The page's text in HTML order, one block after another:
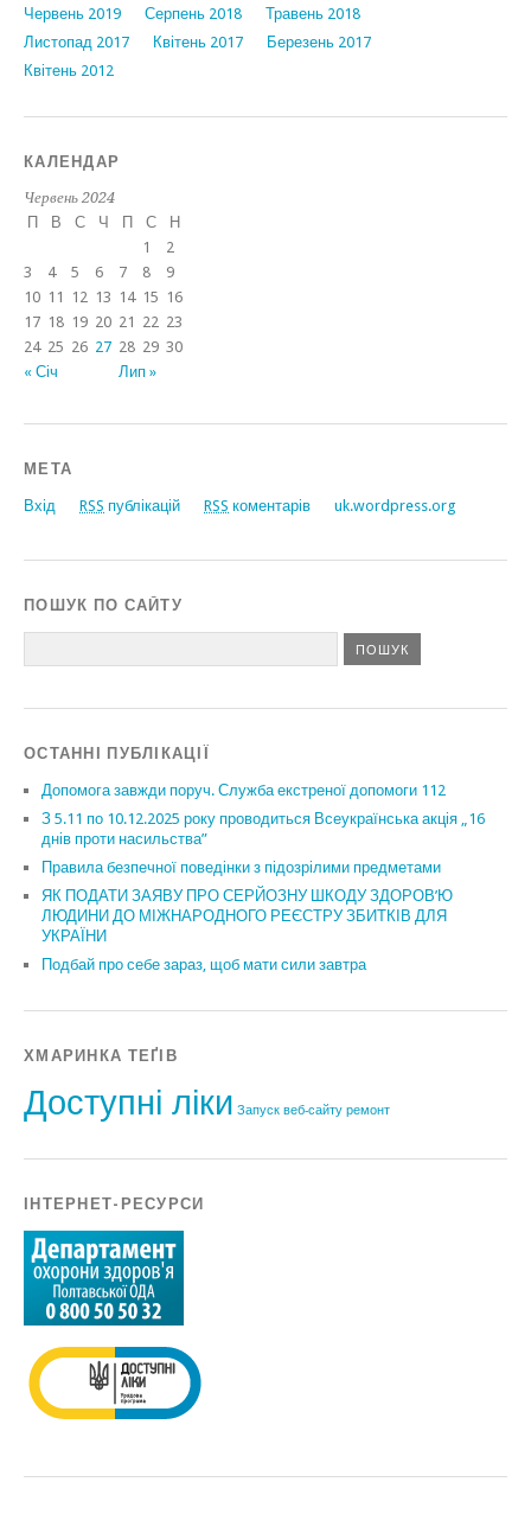
Червень 2019
Серпень 2018
Травень 2018
Листопад 2017
Квітень 2017
Березень 2017
Квітень 2012
КАЛЕНДАР
Червень 2024
П
В С Ч П С Н
« Січ Лип »
1
2
3
4 5 6 7 8
9
10 11 12 13 14 15 16
17 18 19 20 21 22 23
24 25 26 27 28 29 30
МЕТА
Вхід RSS публікацій RSS коментарів uk.wordpress.org
ПОШУК ПО САЙТУ
ОСТАННІ ПУБЛІКАЦІЇ
Допомога завжди поруч. Служба екстреної допомоги 112
З 5.11 по 10.12.2025 року проводиться Всеукраїнська акція „16
днів проти насильства”
Правила безпечної поведінки з підозрілими предметами
ЯК ПОДАТИ ЗАЯВУ ПРО СЕРЙОЗНУ ШКОДУ ЗДОРОВ’Ю
ЛЮДИНИ ДО МІЖНАРОДНОГО РЕЄСТРУ ЗБИТКІВ ДЛЯ
УКРАЇНИ
Подбай про себе зараз, щоб мати сили завтра
ХМАРИНКА ТЕҐІВ
Доступні ліки Запуск веб-сайту ремонт
ІНТЕРНЕТ-РЕСУРСИ